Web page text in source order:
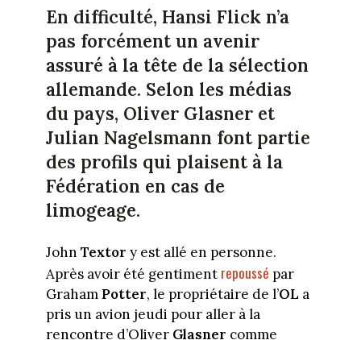
En difficulté, Hansi Flick n’a
pas forcément un avenir
assuré à la tête de la sélection
allemande. Selon les médias
du pays, Oliver Glasner et
Julian Nagelsmann font partie
des profils qui plaisent à la
Fédération en cas de
limogeage.
John Textor y est allé en personne.
Après avoir été gentiment repoussé par
Graham Potter, le propriétaire de l’OL a
pris un avion jeudi pour aller à la
rencontre d’Oliver Glasner comme